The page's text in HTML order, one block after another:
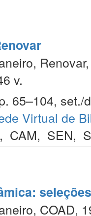
v.
65–104, set./
Virtual de
, CAM, SEN,
COAD,